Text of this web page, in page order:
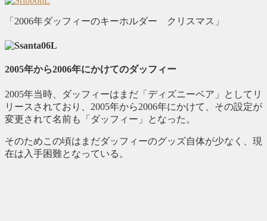
「2006年ダッフィーのキーホルダー クリスマス」
2005年から2006年にかけてのダッフィー
2005年当時、ダッフィーはまだ「ディズニーベア」としてリ
リースされており、2005年から2006年にかけて、その設定が
変更されて名前も「ダッフィー」となった。
そのためこの頃はまだダッフィーのグッズ自体が少なく、現
在は入手困難となっている。